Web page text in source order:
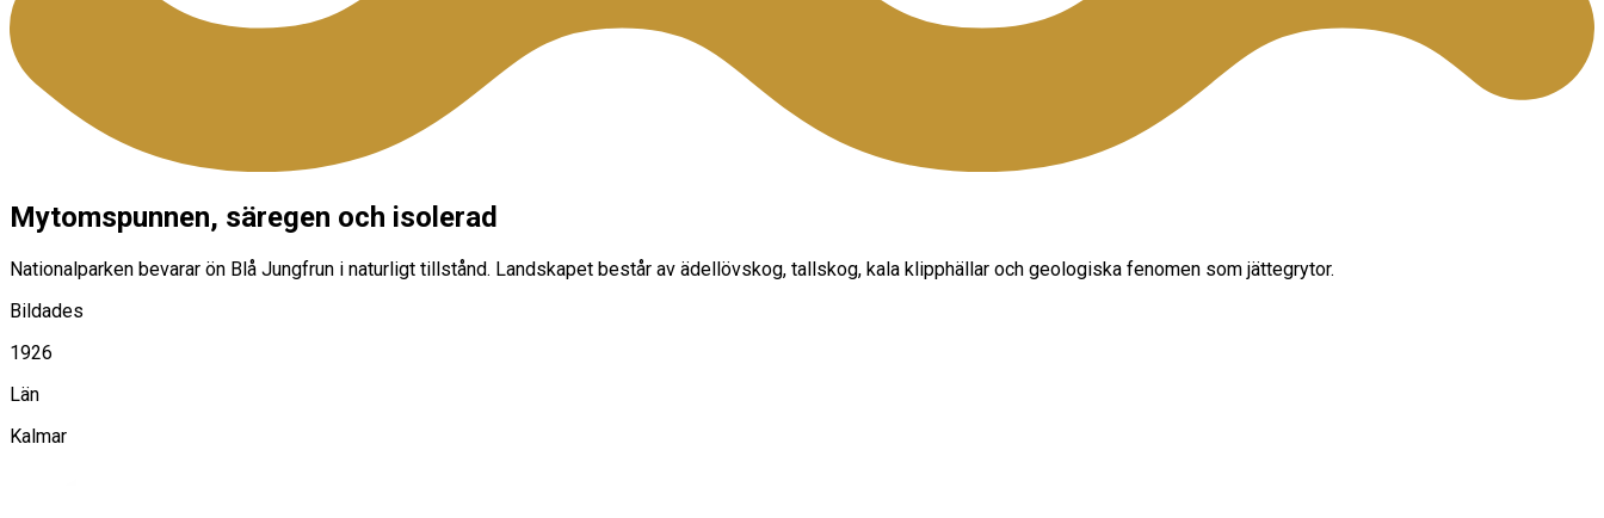
Mytomspunnen, säregen och isolerad
Nationalparken bevarar ön Blå Jungfrun i naturligt tillstånd. Landskapet består av ädellövskog, tallskog, kala klipphällar och geologiska fenomen som jättegrytor.
Bildades
1926
Län
Kalmar